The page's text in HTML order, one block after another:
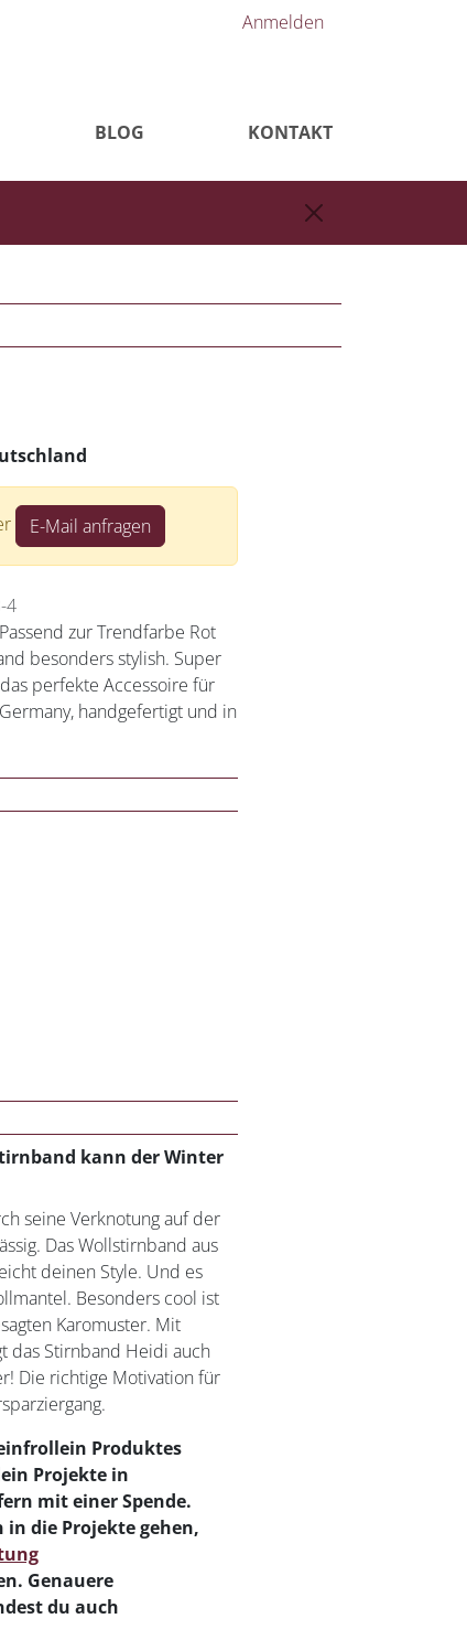
Anmelden
BLOG KONTAKT
E-Mail anfragen
4
zur Trendfarbe Rot
besonders stylish. Super
perfekte Accessoire für
handgefertigt und in
kann der Winter
seine Verknotung auf der
Das Wollstirnband aus
deinen Style. Und es
Besonders cool ist
Karomuster. Mit
das Stirnband Heidi auch
Die richtige Motivation für
Produktes
Projekte in
mit einer Spende.
in die Projekte gehen,
Genauere
du auch